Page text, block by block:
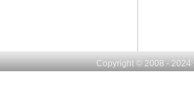
Copyright © 2008 - 2024